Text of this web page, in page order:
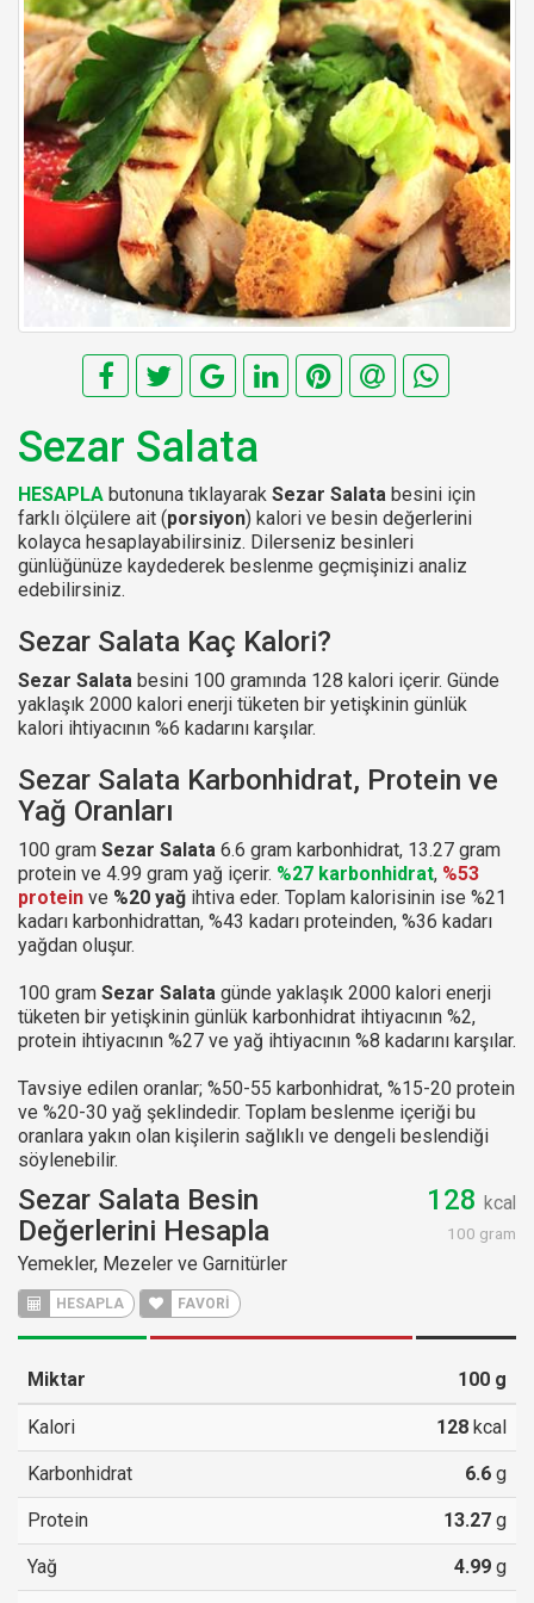
Sezar Salata
HESAPLA butonuna tıklayarak Sezar Salata besini için
farklı ölçülere ait (porsiyon) kalori ve besin değerlerini
kolayca hesaplayabilirsiniz. Dilerseniz besinleri
günlüğünüze kaydederek beslenme geçmişinizi analiz
edebilirsiniz.
Sezar Salata Kaç Kalori?
Sezar Salata besini 100 gramında 128 kalori içerir. Günde
yaklaşık 2000 kalori enerji tüketen bir yetişkinin günlük
kalori ihtiyacının %6 kadarını karşılar.
Sezar Salata Karbonhidrat, Protein ve
Yağ Oranları
100 gram Sezar Salata 6.6 gram karbonhidrat, 13.27 gram
protein ve 4.99 gram yağ içerir. %27 karbonhidrat, %53
protein ve %20 yağ ihtiva eder. Toplam kalorisinin ise %21
kadarı karbonhidrattan, %43 kadarı proteinden, %36 kadarı
yağdan oluşur.
100 gram Sezar Salata günde yaklaşık 2000 kalori enerji
tüketen bir yetişkinin günlük karbonhidrat ihtiyacının %2,
protein ihtiyacının %27 ve yağ ihtiyacının %8 kadarını karşılar.
Tavsiye edilen oranlar; %50-55 karbonhidrat, %15-20 protein
ve %20-30 yağ şeklindedir. Toplam beslenme içeriği bu
oranlara yakın olan kişilerin sağlıklı ve dengeli beslendiği
söylenebilir.
Sezar Salata Besin
Değerlerini Hesapla
Yemekler, Mezeler ve Garnitürler
HESAPLA FAVORİ
128 kcal
100 gram
Miktar 100 g
Kalori 128 kcal
Karbonhidrat 6.6 g
Protein 13.27 g
Yağ 4.99 g